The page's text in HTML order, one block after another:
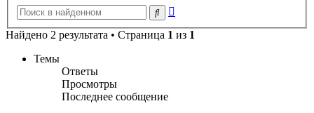
Поиск
Найдено 2 результата • Страница 1 из 1
Темы
Ответы
Просмотры
Последнее сообщение